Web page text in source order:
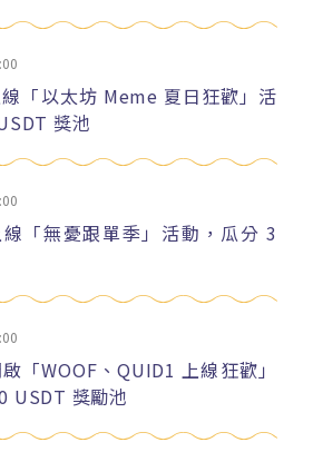
「以太坊 Meme 夏日狂歡」活
獎池
「無憂跟單季」活動，瓜分 3
「WOOF、QUID1 上線狂歡」
USDT 獎勵池